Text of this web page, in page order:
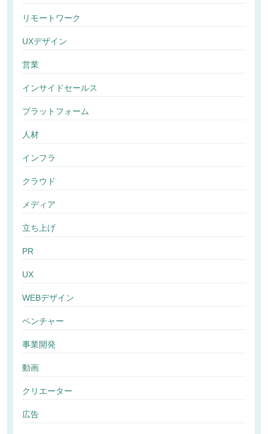
リモートワーク
UXデザイン
営業
インサイドセールス
プラットフォーム
人材
インフラ
クラウド
メディア
立ち上げ
PR
UX
WEBデザイン
ベンチャー
事業開発
動画
クリエーター
広告